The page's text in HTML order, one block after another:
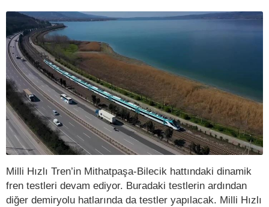
Milli Hızlı Tren’in Mithatpaşa-Bilecik hattındaki dinamik
fren testleri devam ediyor. Buradaki testlerin ardından
diğer demiryolu hatlarında da testler yapılacak. Milli Hızlı